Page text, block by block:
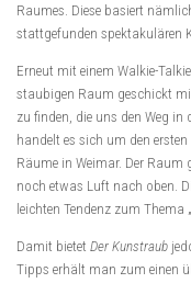
Raumes. Diese basiert
stattgefunden spektakulären
Erneut mit einem Walkie-
staubigen Raum geschickt
zu finden, die uns den Weg in
handelt es sich um den
Räume in Weimar. Der
noch etwas Luft nach oben.
leichten Tendenz zum Thema
Damit bietet Der Kunstraub
Tipps erhält man zum einen